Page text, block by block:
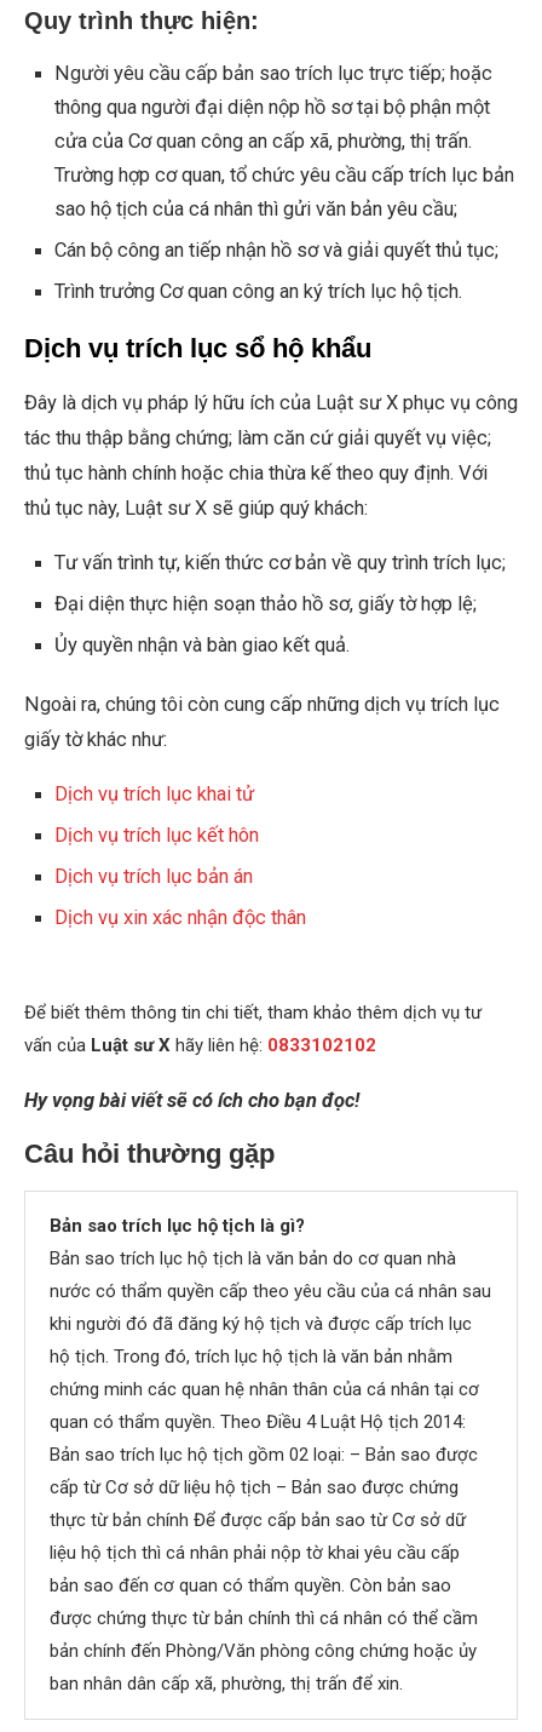
Quy trình thực hiện:
Người yêu cầu cấp bản sao trích lục trực tiếp; hoặc
thông qua người đại diện nộp hồ sơ tại bộ phận một
cửa của Cơ quan công an cấp xã, phường, thị trấn.
Trường hợp cơ quan, tổ chức yêu cầu cấp trích lục bản
sao hộ tịch của cá nhân thì gửi văn bản yêu cầu;
Cán bộ công an tiếp nhận hồ sơ và giải quyết thủ tục;
Trình trưởng Cơ quan công an ký trích lục hộ tịch.
Dịch vụ trích lục sổ hộ khẩu
Đây là dịch vụ pháp lý hữu ích của Luật sư X phục vụ công
tác thu thập bằng chứng; làm căn cứ giải quyết vụ việc;
thủ tục hành chính hoặc chia thừa kế theo quy định. Với
thủ tục này, Luật sư X sẽ giúp quý khách:
Tư vấn trình tự, kiến thức cơ bản về quy trình trích lục;
Đại diện thực hiện soạn thảo hồ sơ, giấy tờ hợp lệ;
Ủy quyền nhận và bàn giao kết quả.
Ngoài ra, chúng tôi còn cung cấp những dịch vụ trích lục
giấy tờ khác như:
Dịch vụ trích lục khai tử
Dịch vụ trích lục kết hôn
Dịch vụ trích lục bản án
Dịch vụ xin xác nhận độc thân
Để biết thêm thông tin chi tiết, tham khảo thêm dịch vụ tư
vấn của Luật sư X hãy liên hệ: 0833102102
Hy vọng bài viết sẽ có ích cho bạn đọc!
Câu hỏi thường gặp
Bản sao trích lục hộ tịch là gì?
Bản sao trích lục hộ tịch là văn bản do cơ quan nhà
nước có thẩm quyền cấp theo yêu cầu của cá nhân sau
khi người đó đã đăng ký hộ tịch và được cấp trích lục
hộ tịch. Trong đó, trích lục hộ tịch là văn bản nhằm
chứng minh các quan hệ nhân thân của cá nhân tại cơ
quan có thẩm quyền. Theo Điều 4 Luật Hộ tịch 2014:
Bản sao trích lục hộ tịch gồm 02 loại: – Bản sao được
cấp từ Cơ sở dữ liệu hộ tịch – Bản sao được chứng
thực từ bản chính Để được cấp bản sao từ Cơ sở dữ
liệu hộ tịch thì cá nhân phải nộp tờ khai yêu cầu cấp
bản sao đến cơ quan có thẩm quyền. Còn bản sao
được chứng thực từ bản chính thì cá nhân có thể cầm
bản chính đến Phòng/Văn phòng công chứng hoặc ủy
ban nhân dân cấp xã, phường, thị trấn để xin.